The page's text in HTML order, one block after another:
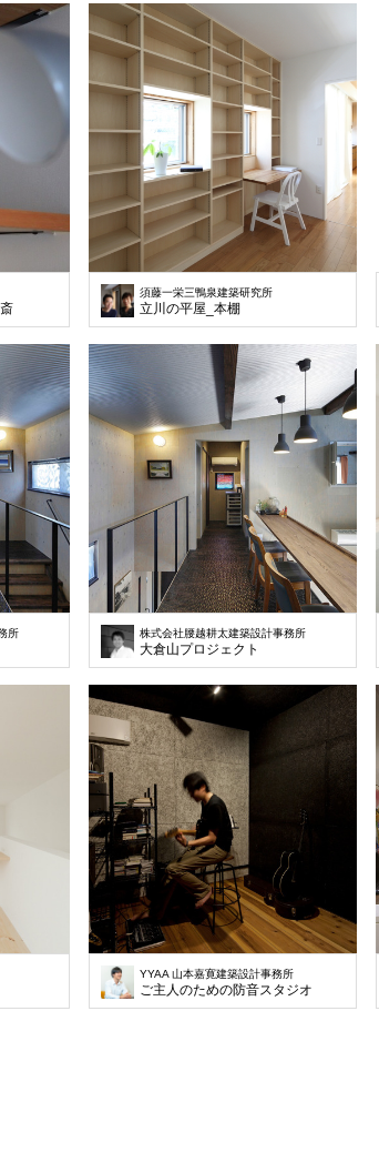
須藤一栄三鴨泉建築研究所
立川の平屋_本棚
所 株式会社腰越耕太建築設計事務所
大倉山プロジェクト
YYAA 山本嘉寛建築設計事務所
ご主人のための防音スタジオ